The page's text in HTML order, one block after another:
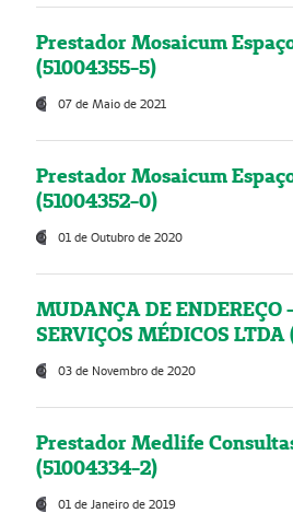
Prestador Mosaicum
(51004355-5)
07 de Maio de 2021
Prestador Mosaicum
(51004352-0)
01 de Outubro de 2020
MUDANÇA DE ENDEREÇO
SERVIÇOS MÉDICOS
03 de Novembro de 2020
Prestador Medlife
(51004334-2)
01 de Janeiro de 2019